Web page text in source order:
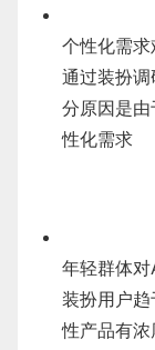
个性化需求
通过装扮
分原因是
性化需求
年轻群体对
装扮用户
性产品有